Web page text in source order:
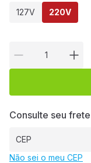
127V 220V
Consulte seu frete
Não sei o meu CEP